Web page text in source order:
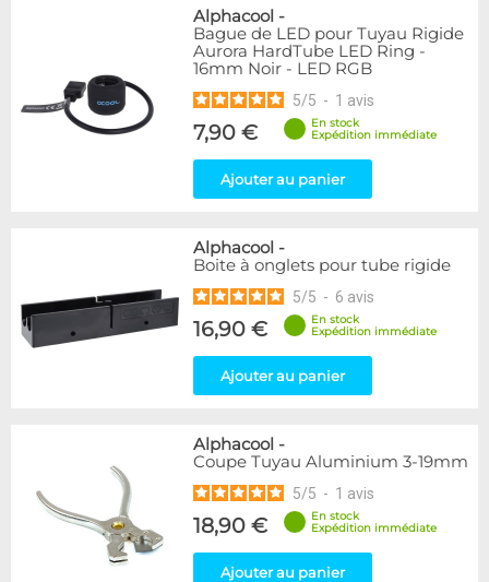
Alphacool -
Bague de LED pour Tuyau Rigide
Aurora HardTube LED Ring -
16mm Noir - LED RGB
5/5 - 1 avis
7,90 €
En stock
Expédition immédiate
Ajouter au panier
Alphacool -
Boite à onglets pour tube rigide
5/5 - 6 avis
16,90 €
En stock
Expédition immédiate
Ajouter au panier
Alphacool -
Coupe Tuyau Aluminium 3-19mm
5/5 - 1 avis
18,90 €
En stock
Expédition immédiate
Ajouter au panier